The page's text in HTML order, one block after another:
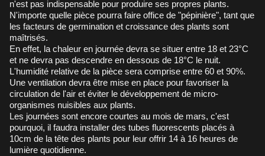
n'est pas indispensable pour produire ses propres plants.
N'importe quelle pièce pourra faire office de "pépinière", tant que
les facteurs de germination et croissance des plants sont
maîtrisés.
En effet, la chaleur en journée devra se situer entre 18 et 23°C
et ne devra pas descendre en dessous de 18°C le nuit.
L'humidité relative de la pièce sera comprise entre 60 et 90%.
Une ventilation devra être mise en place pour favoriser la
circulation de l'air et éviter le développement de micro-
organismes nuisibles aux plants.
Les journées sont encore courtes au mois de mars, c'est
pourquoi, il faudra installer des tubes fluorescents placés à
10cm de la tête des plants pour leur offrir 14 à 16 heures de
lumière quotidienne.